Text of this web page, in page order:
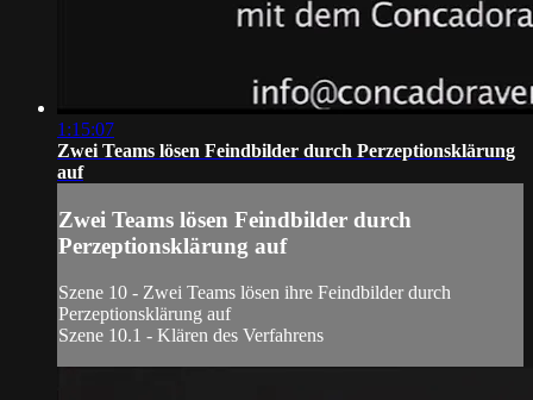
1:15:07
Zwei Teams lösen Feindbilder durch Perzeptionsklärung
auf
Zwei Teams lösen Feindbilder durch
Perzeptionsklärung auf
Szene 10 - Zwei Teams lösen ihre Feindbilder durch
Perzeptionsklärung auf
Szene 10.1 - Klären des Verfahrens